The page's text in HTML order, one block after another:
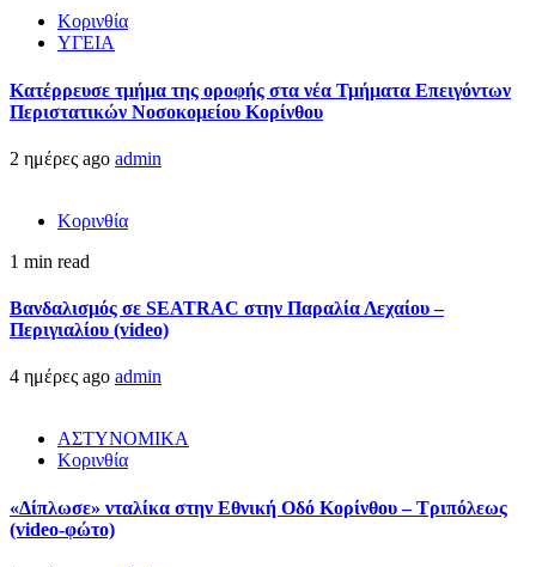
Κορινθία
ΥΓΕΙΑ
Kατέρρευσε τμήμα της οροφής στα νέα Τμήματα Επειγόντων
Περιστατικών Νοσοκομείου Κορίνθου
2 ημέρες ago admin
Κορινθία
1 min read
Βανδαλισμός σε SEATRAC στην Παραλία Λεχαίου –
Περιγιαλίου (video)
4 ημέρες ago admin
ΑΣΤΥΝΟΜΙΚΑ
Κορινθία
«Δίπλωσε» νταλίκα στην Εθνική Oδό Κορίνθου – Τριπόλεως
(video-φώτο)